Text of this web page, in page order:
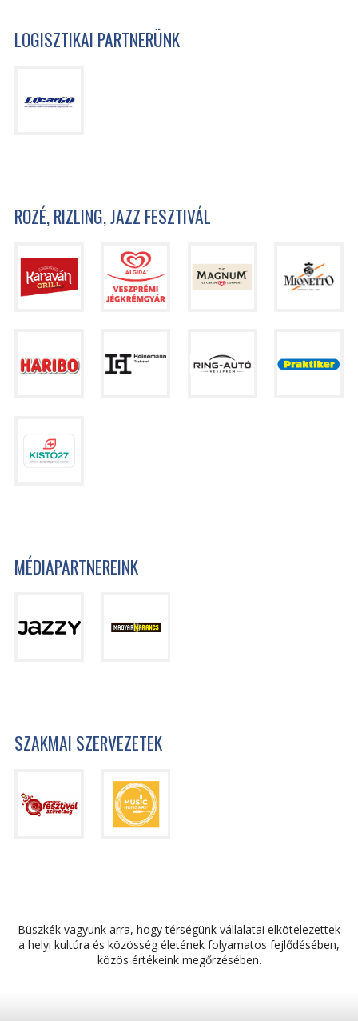
LOGISZTIKAI PARTNERÜNK
ROZÉ, RIZLING, JAZZ FESZTIVÁL
MÉDIAPARTNEREINK
SZAKMAI SZERVEZETEK
Büszkék vagyunk arra, hogy térségünk vállalatai elkötelezettek
a helyi kultúra és közösség életének folyamatos fejlődésében,
közös értékeink megőrzésében.